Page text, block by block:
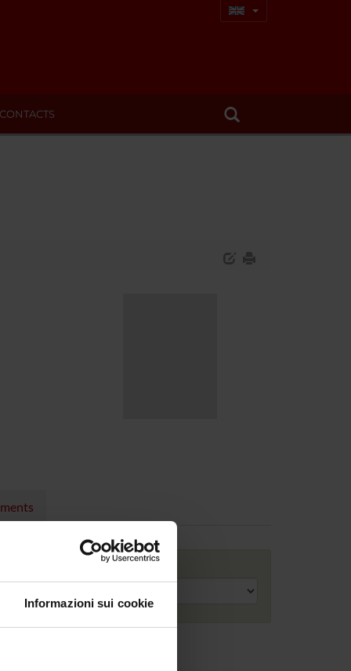
Informazioni sui cookie
CONTACTS
Academic year